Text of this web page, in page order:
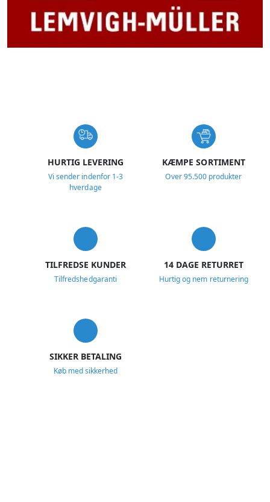
HURTIG LEVERING
Vi sender indenfor 1-3
hverdage
KÆMPE SORTIMENT
Over 95.500 produkter
TILFREDSE KUNDER
Tilfredshedgaranti
14 DAGE RETURRET
Hurtig og nem returnering
SIKKER BETALING
Køb med sikkerhed